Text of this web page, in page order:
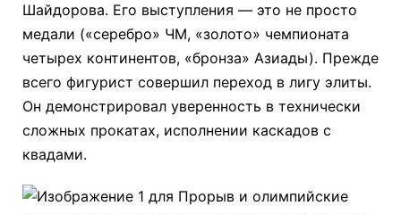
Шайдорова. Его выступления — это не просто
медали («серебро» ЧМ, «золото» чемпионата
четырех континентов, «бронза» Азиады). Прежде
всего фигурист совершил переход в лигу элиты.
Он демонстрировал уверенность в технически
сложных прокатах, исполнении каскадов с
квадами.